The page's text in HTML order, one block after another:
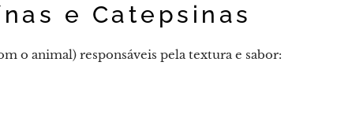
e Catepsinas
o animal) responsáveis ​​pela textura e sabor: